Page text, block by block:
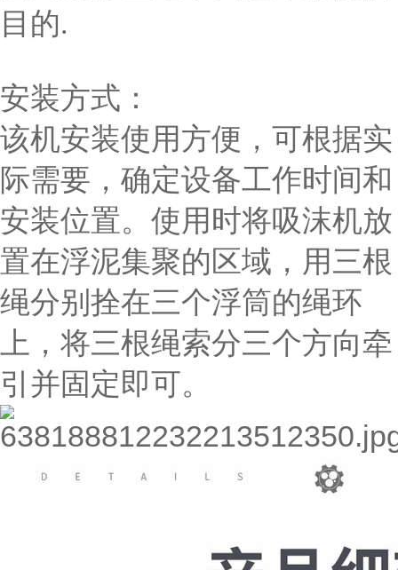
目的.
安装方式：
该机安装使用方便，可根据实
际需要，确定设备工作时间和
安装位置。使用时将吸沫机放
置在浮泥集聚的区域，用三根
绳分别拴在三个浮筒的绳环
上，将三根绳索分三个方向牵
引并固定即可。